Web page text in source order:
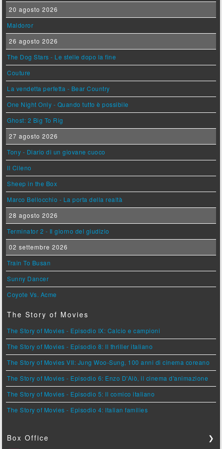
20 agosto 2026
Maldoror
26 agosto 2026
The Dog Stars - Le stelle dopo la fine
Couture
La vendetta perfetta - Bear Country
One Night Only - Quando tutto è possibile
Ghost: 2 Big To Rig
27 agosto 2026
Tony - Diario di un giovane cuoco
Il Cileno
Sheep in the Box
Marco Bellocchio - La porta della realtà
28 agosto 2026
Terminator 2 - Il giorno del giudizio
02 settembre 2026
Train To Busan
Sunny Dancer
Coyote Vs. Acme
The Story of Movies
The Story of Movies - Episodio IX: Calcio e campioni
The Story of Movies - Episodio 8: Il thriller italiano
The Story of Movies VII: Jung Woo-Sung, 100 anni di cinema coreano
The Story of Movies - Episodio 6: Enzo D'Alò, il cinema d'animazione
The Story of Movies - Episodio 5: Il comico italiano
The Story of Movies - Episodio 4: Italian families
Box Office ❯